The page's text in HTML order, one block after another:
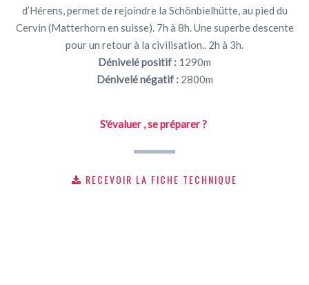
d’Hérens, permet de rejoindre la Schönbielhütte, au pied du
Cervin (Matterhorn en suisse). 7h à 8h. Une superbe descente
pour un retour à la civilisation.. 2h à 3h.
Dénivelé positif : 1290m
Dénivelé négatif :2800m
S'évaluer , se préparer ?
RECEVOIR LA FICHE TECHNIQUE